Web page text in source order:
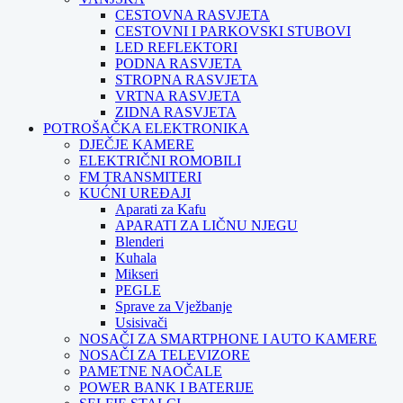
CESTOVNA RASVJETA
CESTOVNI I PARKOVSKI STUBOVI
LED REFLEKTORI
PODNA RASVJETA
STROPNA RASVJETA
VRTNA RASVJETA
ZIDNA RASVJETA
POTROŠAČKA ELEKTRONIKA
DJEČJE KAMERE
ELEKTRIČNI ROMOBILI
FM TRANSMITERI
KUĆNI UREĐAJI
Aparati za Kafu
APARATI ZA LIČNU NJEGU
Blenderi
Kuhala
Mikseri
PEGLE
Sprave za Vježbanje
Usisivači
NOSAČI ZA SMARTPHONE I AUTO KAMERE
NOSAČI ZA TELEVIZORE
PAMETNE NAOČALE
POWER BANK I BATERIJE